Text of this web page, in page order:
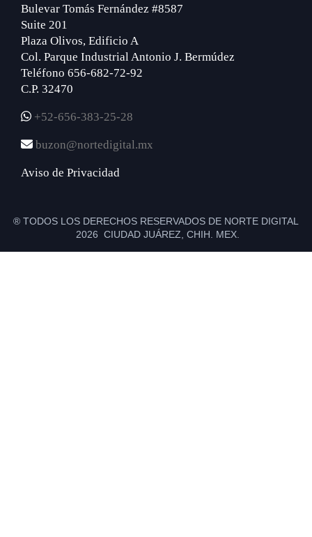
Bulevar Tomás Fernández #8587
Suite 201
Plaza Olivos, Edificio A
Col. Parque Industrial Antonio J. Bermúdez
Teléfono 656-682-72-92
C.P. 32470
+52-656-383-25-28
buzon@nortedigital.mx
Aviso de Privacidad
® TODOS LOS DERECHOS RESERVADOS DE NORTE DIGITAL
2026 CIUDAD JUÁREZ, CHIH. MEX.